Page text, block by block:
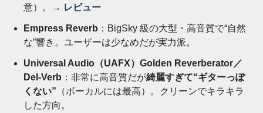
意）。→ レビュー
Empress Reverb ：BigSky 級の大型・高音質で“自然
な”響き。ユーザーは少なめだが実力派。
Universal Audio（UAFX）Golden Reverberator／
Del-Verb ：非常に高音質だが綺麗すぎて“ギターっぽ
くない” （ボーカルには最高）。クリーンでキラキラ
した方向。